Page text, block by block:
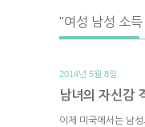
"여성 남성 소
2014년 5월 8일.
남녀의 자신감
이제 미국에서는 남